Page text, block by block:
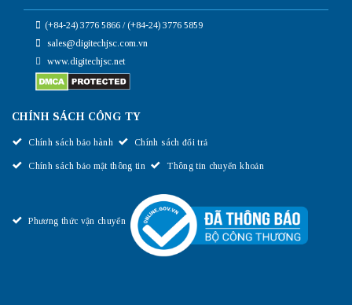
(+84-24) 3776 5866 / (+84-24) 3776 5859
sales@digitechjsc.com.vn
www.digitechjsc.net
CHÍNH SÁCH CÔNG TY
Chính sách bảo hành Chính sách đổi trả
Chính sách bảo mật thông tin Thông tin chuyển khoản
Phương thức vận chuyển